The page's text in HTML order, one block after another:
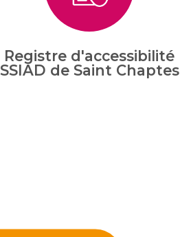
Registre d'accessibilité
SSIAD de Saint Chaptes